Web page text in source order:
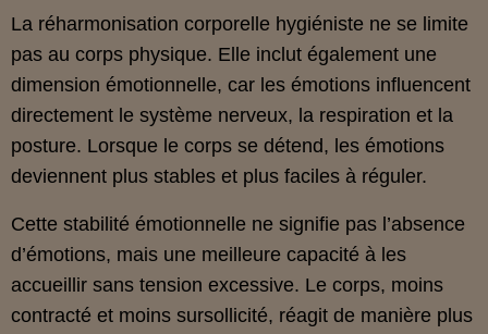
La réharmonisation corporelle hygiéniste ne se limite
pas au corps physique. Elle inclut également une
dimension émotionnelle, car les émotions influencent
directement le système nerveux, la respiration et la
posture. Lorsque le corps se détend, les émotions
deviennent plus stables et plus faciles à réguler.
Cette stabilité émotionnelle ne signifie pas l’absence
d’émotions, mais une meilleure capacité à les
accueillir sans tension excessive. Le corps, moins
contracté et moins sursollicité, réagit de manière plus